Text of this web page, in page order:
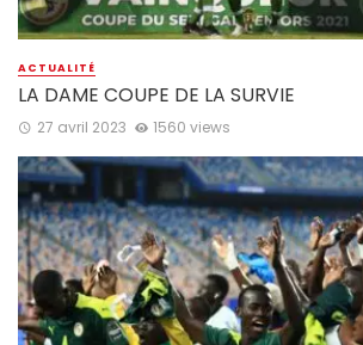
ACTUALITÉ
LA DAME COUPE DE LA SURVIE
27 avril 2023 1560 views